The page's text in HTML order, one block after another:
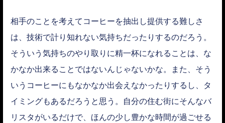
相手のことを考えてコーヒーを抽出し提供する難しさ
は、技術で計り知れない気持ちだったりするのだろう。
そういう気持ちのやり取りに精一杯になれることは、な
かなか出来ることではないんじゃないかな。また、そう
いうコーヒーにもなかなか出会えなかったりするし、タ
イミングもあるだろうと思う。自分の住む街にそんなバ
リスタがいるだけで、ほんの少し豊かな時間が過ごせる